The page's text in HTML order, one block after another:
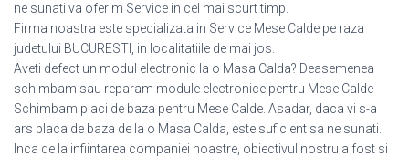
ne sunati va oferim Service in cel mai scurt timp.
Firma noastra este specializata in Service Mese Calde pe raza
judetului BUCURESTI, in localitatiile de mai jos.
Aveti defect un modul electronic la o Masa Calda? Deasemenea
schimbam sau reparam module electronice pentru Mese Calde
Schimbam placi de baza pentru Mese Calde. Asadar, daca vi s-a
ars placa de baza de la o Masa Calda, este suficient sa ne sunati.
Inca de la infiintarea companiei noastre, obiectivul nostru a fost si